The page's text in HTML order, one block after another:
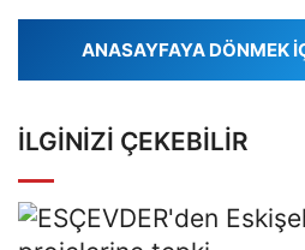
ANASAYFAYA DÖNMEK
İLGINIZI ÇEKEBILIR